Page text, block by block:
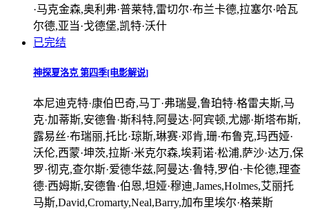
·马克金森,奥利弗·普莱特,雷切尔·布兰卡德,拉塞尔·哈瓦
尔德,亚当·戈德堡,凯特·沃什
已完结
神探夏洛克 第四季[电影解说]
本尼迪克特·康伯巴奇,马丁·弗瑞曼,鲁珀特·格雷夫斯,马
克·加蒂斯,安德鲁·斯科特,阿曼达·阿宾顿,尤娜·斯塔布斯,
露易丝·布瑞丽,托比·琼斯,琳赛·邓肯,珊·布鲁克,玛西娅·
沃伦,西蒙·坤茨,拉斯·米克尔森,埃莉诺·松浦,萨沙·达万,保
罗·彻克,查尔斯·爱德华兹,阿曼达·鲁特,罗伯·卡伦德,理查
德·西姆斯,安德鲁·伯恩,坦娅·穆迪,James,Holmes,艾丽托
马斯,David,Cromarty,Neal,Barry,加布里埃尔·格莱斯